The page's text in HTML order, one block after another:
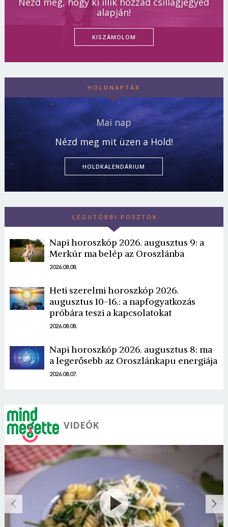
alapján!
KISZÁMOLOM
HOLDNAPTÁR
Mai nap
Nézd meg mit üzen a Hold!
HOLDKALENDÁRIUM
LEGUTÓBBI POSZTOK
Napi horoszkóp 2026. augusztus 9: a
Merkúr ma belép az Oroszlánba
2026.08.08.
Heti szerelmi horoszkóp 2026.
augusztus 10-16.: a napfogyatkozás
próbára teszi a kapcsolatokat
2026.08.08.
Napi horoszkóp 2026. augusztus 8: ma
a legerősebb az Oroszlánkapu energiája
2026.08.07.
VIDEÓK
Borsonline bejelentkezés
E-mail cím vagy felhasználónév
Jelszó